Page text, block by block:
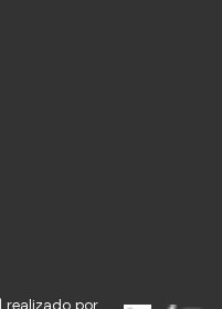
realizado por